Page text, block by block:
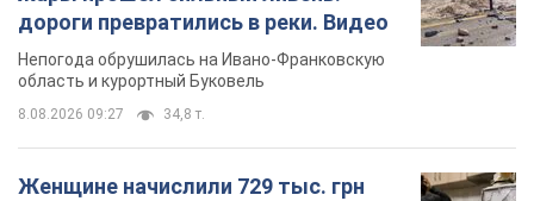
дороги превратились в реки. Видео
Непогода обрушилась на Ивано-Франковскую
область и курортный Буковель
8.08.2026 09:27 34,8 т.
Женщине начислили 729 тыс. грн